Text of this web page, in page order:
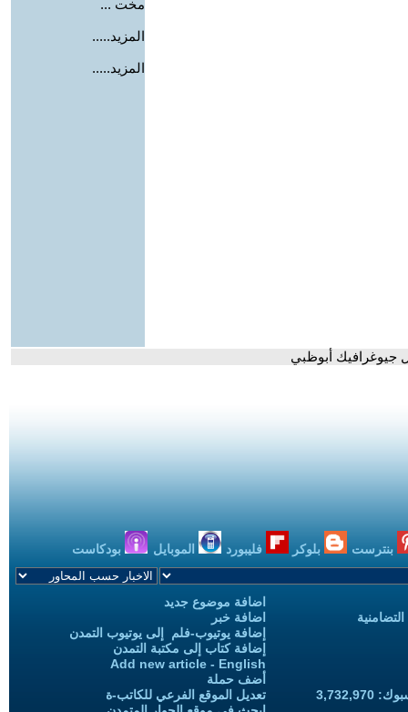
مخت ...
المزيد.....
المزيد.....
جيوغرافيك أبوظبي
بنترست بلوكر فليبورد الموبايل بودكاست
اضافة موضوع جديد
اضافة خبر
إضافة يوتيوب-فلم إلى يوتيوب التمدن
إضافة كتاب إلى مكتبة التمدن
Add new article - English
أضف حملة
تعديل الموقع الفرعي للكاتب-ة